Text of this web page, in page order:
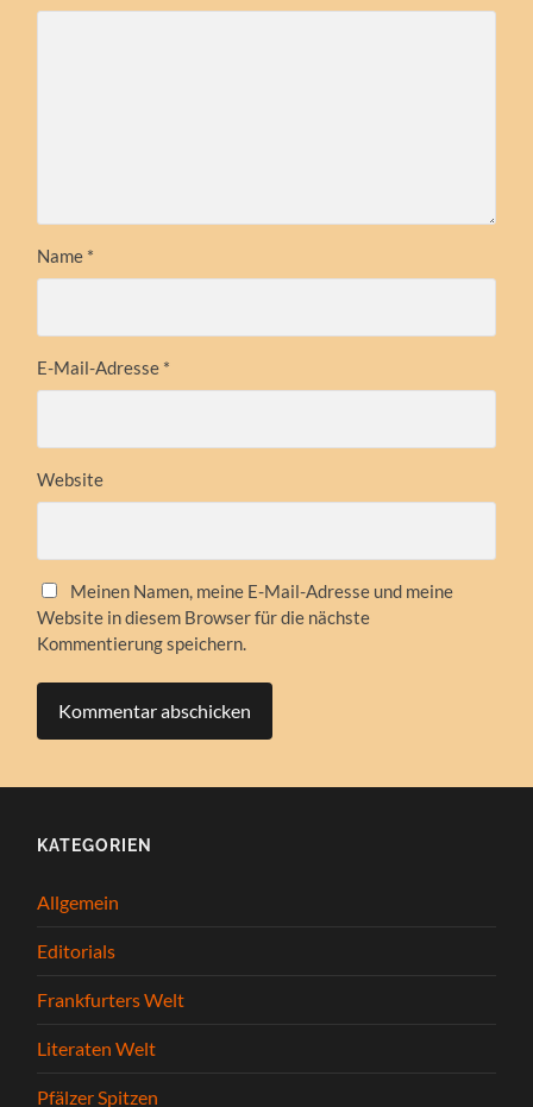
Name *
E-Mail-Adresse *
Website
Meinen Namen, meine E-Mail-Adresse und meine
Website in diesem Browser für die nächste
Kommentierung speichern.
KATEGORIEN
Allgemein
Editorials
Frankfurters Welt
Literaten Welt
Pfälzer Spitzen